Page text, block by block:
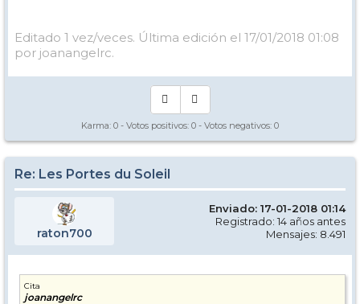
Por cierto, he vuelto hace una semana, y estaba todo espléndido,
hasta que empezó a llover. Pero con lo que había, no creo que se
Editado 1 vez/veces. Última edición el 17/01/2018 01:08
por joanangelrc.
Karma: 0 - Votos positivos: 0 - Votos negativos: 0
Re: Les Portes du Soleil
raton700
Enviado: 17-01-2018 01:14
Registrado: 14 años antes
Mensajes: 8.491
Cita
joanangelrc